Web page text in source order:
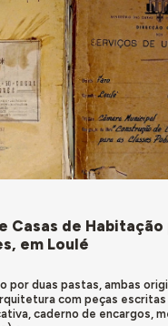
Casas de Habitação
em Loulé
por duas pastas, ambas
com peças escritas
caderno de encargos,